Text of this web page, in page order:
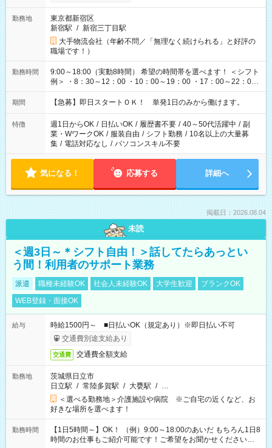
勤務地
東京都新宿区
新宿駅 / 新宿三丁目駅
大手物流会社（年齢不問／「無理なく続けられる」と好評の
職場です！）
勤務時間
9:00～18:00（実動8時間） 希望の時間帯を選べます！ ＜シフト
例＞ ・8：30～12：00 ・10：00～19：00 ・17：00～22：00
・13：00～22：00 ・22：00～翌6：00 など
期間 【急募】即日スタートＯＫ！ 単発1日のみから働けます。
特徴 週1日からOK / 日払いOK / 履歴書不要 / 40～50代活躍中 / 副
業・WワークOK / 服装自由 / シフト勤務 / 10名以上の大量募
集 / 電話対応なし / パソコンスキル不要
気になる！ 応募する 詳細へ
掲載日：2026.08.04
未読
＜週3日～＊シフト自由！＞話してたらあっとい
う間！利用者のサポート業務
派遣 職種未経験OK 社会人未経験OK 大学生歓迎
ブランクOK
WEB登録・面接OK
給与
時給1500円～ ■日払いOK（規定あり）※即日払い不可
交通費別途支給あり
交通費 交通費全額支給
勤務地
茨城県日立市
日立駅 / 常陸多賀駅 / 大甕駅 / …
＜選べる勤務地＞介護施設や病院 ※ご自宅の近くなど、お
好きな場所を選べます！
勤務時間
【1日5時間～】OK！ （例）9:00～18:00のあいだ もちろん1日8
時間のお仕事もご紹介可能です！ご希望をお聞かせください！